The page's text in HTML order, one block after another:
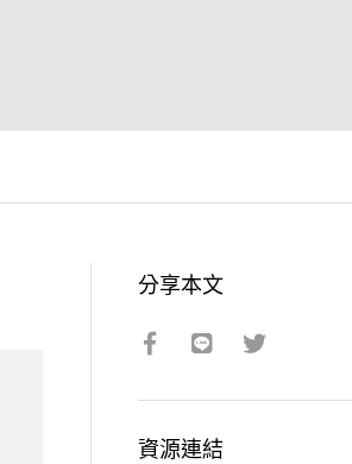
分享本文
資源連結